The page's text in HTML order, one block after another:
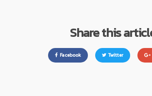
Share this
Facebook Twitter